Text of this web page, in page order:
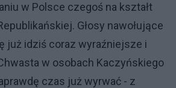
w Polsce czegoś na kształt
Głosy nawołujące
już idziś coraz wyraźniejsze i
w osobach Kaczyńskiego
czas już wyrwać - z